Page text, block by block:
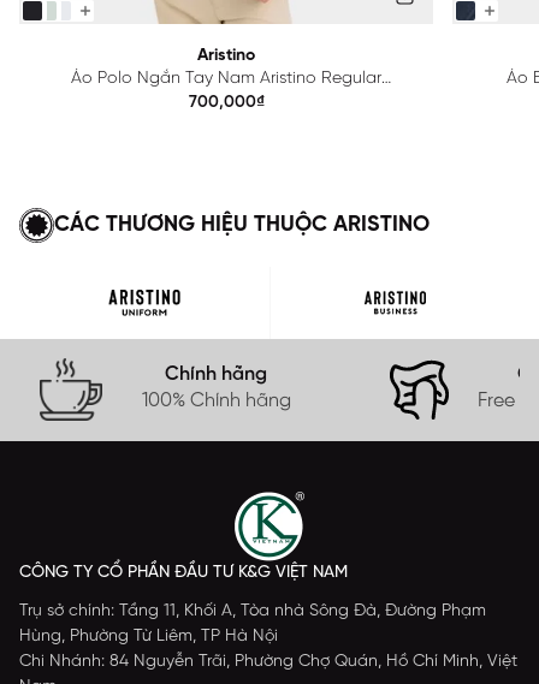
Aristino
Áo Polo Ngắn Tay Nam Aristino Regular
APS615EDP01
700,000₫
Áo
CÁC THƯƠNG HIỆU THUỘC ARISTINO
Chính hãng
100% Chính hãng
Free
CÔNG TY CỔ PHẦN ĐẦU TƯ K&G VIỆT NAM
Trụ sở chính: Tầng 11, Khối A, Tòa nhà Sông Đà, Đường Phạm
Hùng, Phường Từ Liêm, TP Hà Nội
Chi Nhánh: 84 Nguyễn Trãi, Phường Chợ Quán, Hồ Chí Minh, Việt